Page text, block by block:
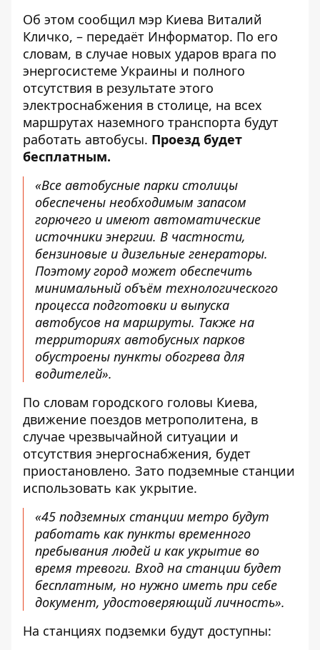
Об этом сообщил мэр Киева Виталий
Кличко, – передаёт Информатор. По его
словам, в случае новых ударов врага по
энергосистеме Украины и полного
отсутствия в результате этого
электроснабжения в столице, на всех
маршрутах наземного транспорта будут
работать автобусы. Проезд будет
бесплатным.
«Все автобусные парки столицы
обеспечены необходимым запасом
горючего и имеют автоматические
источники энергии. В частности,
бензиновые и дизельные генераторы.
Поэтому город может обеспечить
минимальный объём технологического
процесса подготовки и выпуска
автобусов на маршруты. Также на
территориях автобусных парков
обустроены пункты обогрева для
водителей».
По словам городского головы Киева,
движение поездов метрополитена, в
случае чрезвычайной ситуации и
отсутствия энергоснабжения, будет
приостановлено. Зато подземные станции
использовать как укрытие.
«45 подземных станции метро будут
работать как пункты временного
пребывания людей и как укрытие во
время тревоги. Вход на станции будет
бесплатным, но нужно иметь при себе
документ, удостоверяющий личность».
На станциях подземки будут доступны: